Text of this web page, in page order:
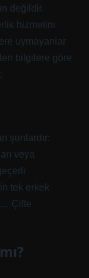
değildir.
hizmetini
uymayanlar
bilgilere göre
şunlardır:
veya
tek erkek
Çifte